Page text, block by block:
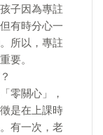
子因為專註
有時分心一
所以，專註
要。
零關心」，
是在上課時
有一次，老